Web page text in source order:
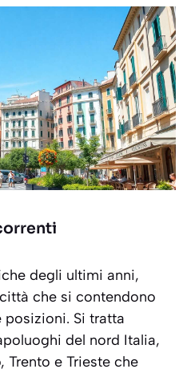
degli ultimi anni,
che si contendono
posizioni. Si tratta
del nord Italia,
Trento e Trieste che